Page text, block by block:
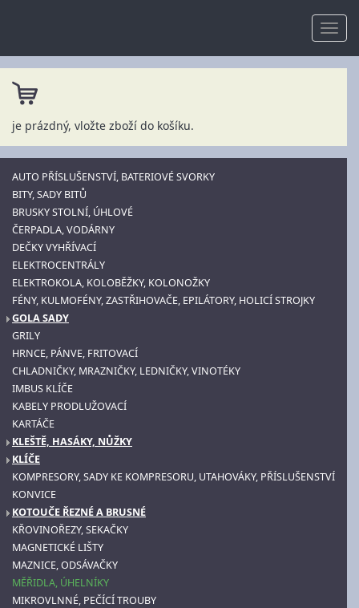
je prázdný, vložte zboží do košíku.
AUTO PŘÍSLUŠENSTVÍ, BATERIOVÉ SVORKY
BITY, SADY BITŮ
BRUSKY STOLNÍ, ÚHLOVÉ
ČERPADLA, VODÁRNY
DEČKY VYHŘÍVACÍ
ELEKTROCENTRÁLY
ELEKTROKOLA, KOLOBĚŽKY, KOLONOŽKY
FÉNY, KULMOFÉNY, ZASTŘIHOVAČE, EPILÁTORY, HOLICÍ STROJKY
GOLA SADY
GRILY
HRNCE, PÁNVE, FRITOVACÍ
CHLADNIČKY, MRAZNIČKY, LEDNIČKY, VINOTÉKY
IMBUS KLÍČE
KABELY PRODLUŽOVACÍ
KARTÁČE
KLEŠTĚ, HASÁKY, NŮŽKY
KLÍČE
KOMPRESORY, SADY KE KOMPRESORU, UTAHOVÁKY, PŘÍSLUŠENSTVÍ
KONVICE
KOTOUČE ŘEZNÉ A BRUSNÉ
KŘOVINOŘEZY, SEKAČKY
MAGNETICKÉ LIŠTY
MAZNICE, ODSÁVAČKY
MĚŘIDLA, ÚHELNÍKY
MIKROVLNNÉ, PEČÍCÍ TROUBY